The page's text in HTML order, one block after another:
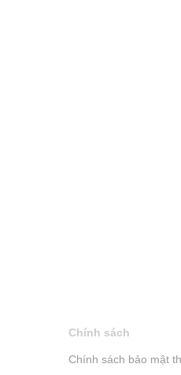
Chính sách
Chính sách bảo mật